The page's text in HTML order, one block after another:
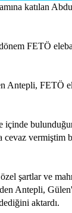
katılan
FETÖ
Antepli, FETÖ
içinde
cevaz vermiştim
şartlar ve
Antepli,
aktardı.